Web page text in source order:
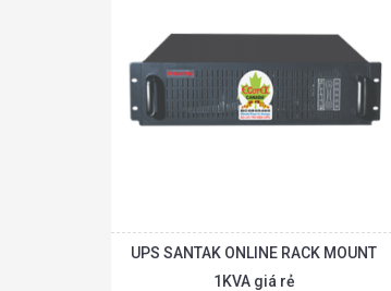
UPS SANTAK ONLINE RACK MOUNT
1KVA giá rẻ